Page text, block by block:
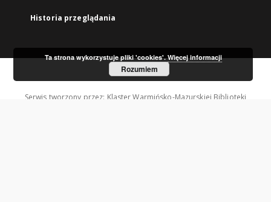
Historia przeglądania
Serwis tworzony przez: Klaster Warmińsko-Mazurskiej Biblioteki
Ta strona wykorzystuje pliki 'cookies'.Więcej informacji
Rozumiem